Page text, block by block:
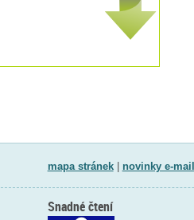
mapa stránek| novinky e-
Snadné čtení